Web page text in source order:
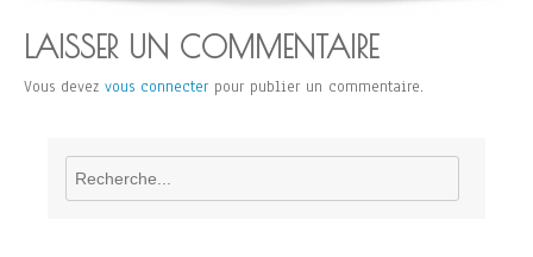
LAISSER UN COMMENTAIRE
Vous devez vous connecter pour publier un commentaire.
Rechercher